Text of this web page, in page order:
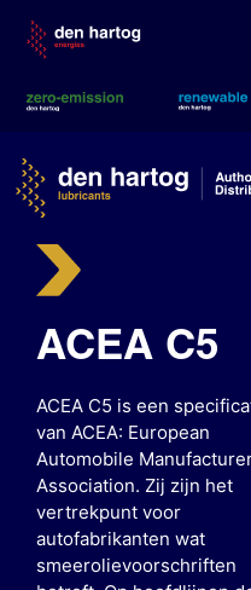
content
ACEA C5
ACEA C5 is een
van ACEA: European
Automobile
Association. Zij zijn het
vertrekpunt voor
autofabrikanten wat
smeerolievoorschriften